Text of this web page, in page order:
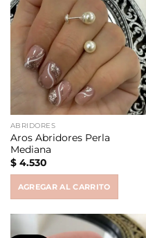
ABRIDORES
Aros Abridores Perla
Mediana
$4.530
AGREGAR AL CARRITO